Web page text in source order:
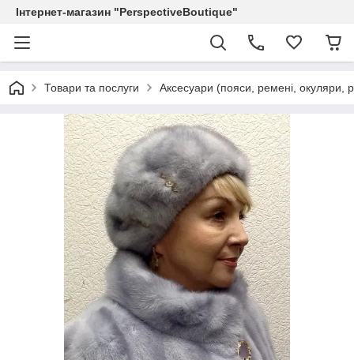
Інтернет-магазин "PerspectiveBoutique"
Товари та послуги Аксесуари (пояси, ремені, окуляри,